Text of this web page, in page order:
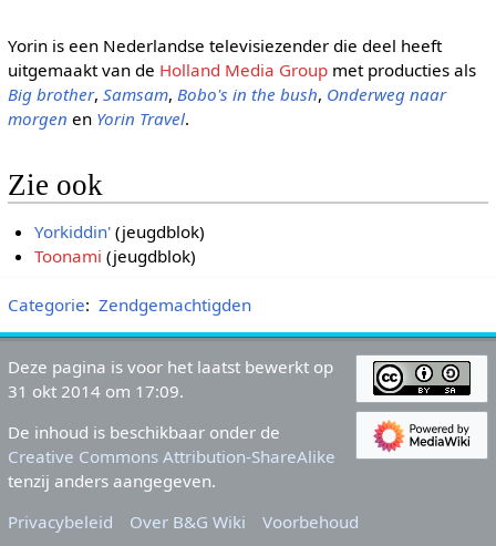
Yorin is een Nederlandse televisiezender die deel heeft
uitgemaakt van de Holland Media Groupmet producties als
Big brother, Samsam, Bobo's in the bush, Onderweg naar
morgen en Yorin Travel.
Zie ook
Yorkiddin' (jeugdblok)
Toonami (jeugdblok)
Categorie: Zendgemachtigden
Deze pagina is voor het laatst bewerkt op
31 okt 2014 om 17:09.
De inhoud is beschikbaar onder de
Creative Commons Attribution-ShareAlike
tenzij anders aangegeven.
Privacybeleid
Over B&G Wiki Voorbehoud